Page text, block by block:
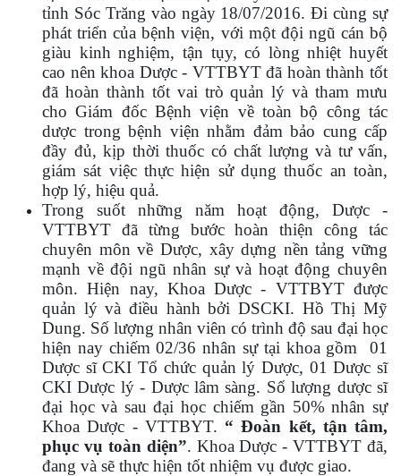
tỉnh Sóc Trăng vào ngày 18/07/2016. Đi cùng sự
phát triển của bệnh viện, với một đội ngũ cán bộ
giàu kinh nghiệm, tận tụy, có lòng nhiệt huyết
cao nên khoa Dược - VTTBYT đã hoàn thành tốt
đã hoàn thành tốt vai trò quản lý và tham mưu
cho Giám đốc Bệnh viện về toàn bộ công tác
dược trong bệnh viện nhằm đảm bảo cung cấp
đầy đủ, kịp thời thuốc có chất lượng và tư vấn,
giám sát việc thực hiện sử dụng thuốc an toàn,
hợp lý, hiệu quả.
Trong suốt những năm hoạt động, Dược -
VTTBYT đã từng bước hoàn thiện công tác
chuyên môn về Dược, xây dựng nền tảng vững
mạnh về đội ngũ nhân sự và hoạt động chuyên
môn. Hiện nay, Khoa Dược - VTTBYT được
quản lý và điều hành bởi DSCKI. Hồ Thị Mỹ
Dung. Số lượng nhân viên có trình độ sau đại học
hiện nay chiếm 02/36 nhân sự tại khoa gồm 01
Dược sĩ CKI Tổ chức quản lý Dược, 01 Dược sĩ
CKI Dược lý - Dược lâm sàng. Số lượng dược sĩ
đại học và sau đại học chiếm gần 50% nhân sự
Khoa Dược - VTTBYT. “ Đoàn kết, tận tâm,
phục vụ toàn diện”. Khoa Dược - VTTBYT đã,
đang và sẽ thực hiện tốt nhiệm vụ được giao.